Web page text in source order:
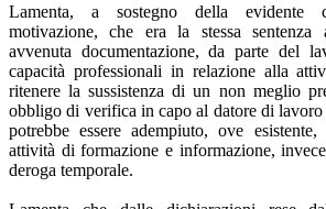
Lamenta, a sostegno della evidente
motivazione, che era la stessa sentenza
avvenuta documentazione, da parte del
capacità professionali in relazione alla
ritenere la sussistenza di un non meglio
obbligo di verifica in capo al datore di lavoro
potrebbe essere adempiuto, ove
attività di formazione e informazione,
deroga temporale.